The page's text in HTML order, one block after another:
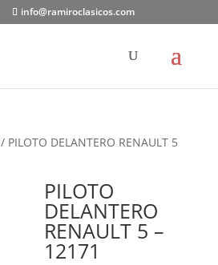
info@ramiroclasicos.com
/ PILOTO DELANTERO RENAULT 5
PILOTO
DELANTERO
RENAULT 5 –
12171